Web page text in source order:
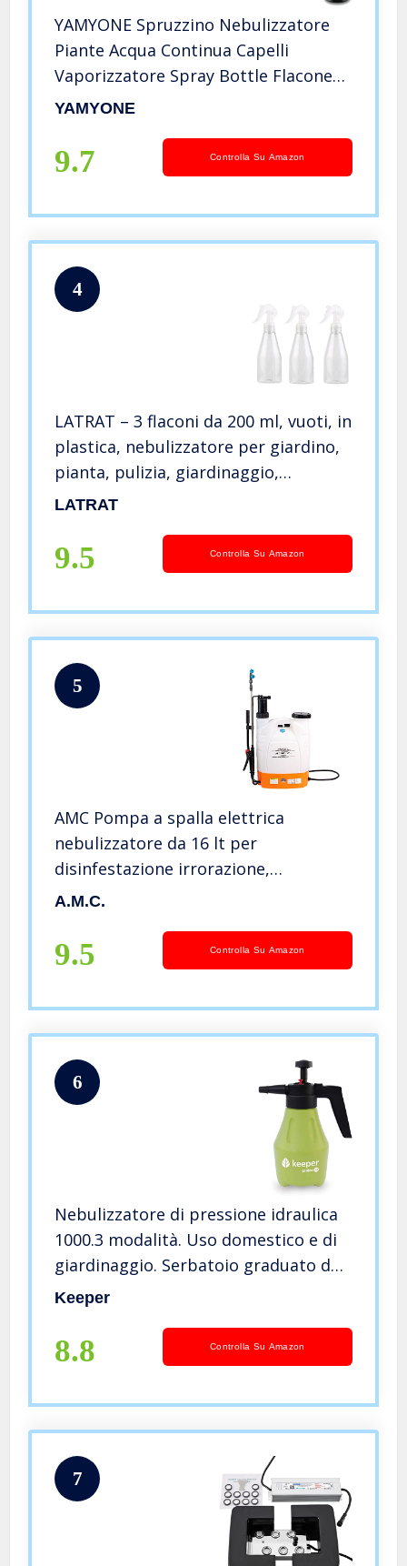
YAMYONE Spruzzino Nebulizzatore
Piante Acqua Continua Capelli
Vaporizzatore Spray Bottle Flacone
Vuoto Bottiglia Bottigliette
Spruzzatore(10.1oz/300ml nero)
YAMYONE
9.7 Controlla Su Amazon
4
LATRAT – 3 flaconi da 200 ml, vuoti, in
plastica, nebulizzatore per giardino,
pianta, pulizia, giardinaggio,
cosmetici
LATRAT
9.5 Controlla Su Amazon
5
AMC Pompa a spalla elettrica
nebulizzatore da 16 lt per
disinfestazione irrorazione,
nebulizzatore a pressione elettrico e
ottone regolabile compatto leggero
ergonomico
A.M.C.
9.5 Controlla Su Amazon
6
Nebulizzatore di pressione idraulica
1000.3 modalità. Uso domestico e di
giardinaggio. Serbatoio graduato da
1 litro. Spruzzatore a pressione. con
Keeper
8.8 Controlla Su Amazon
7